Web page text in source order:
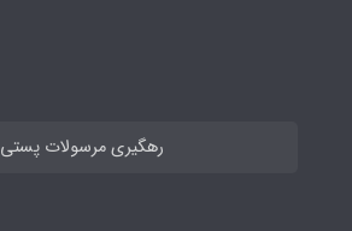
رهگیری مرسولات پستی